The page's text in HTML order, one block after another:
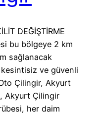
DEĞİŞTİRME
bu bölgeye 2 km
sağlanacak
ve güvenli
Çilingir, Akyurt
Akyurt Çilingir
her daim